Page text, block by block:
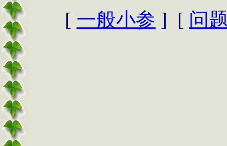
[ 一般小参 ] [ 问